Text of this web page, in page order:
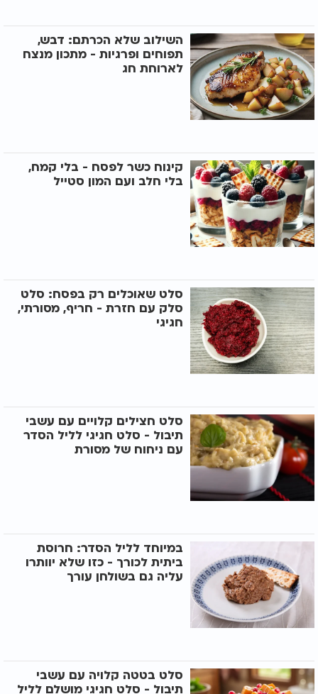
השילוב שלא הכרתם: דבש,
תפוחים ופרגיות - מתכון מנצח
לארוחת חג
קינוח כשר לפסח - בלי קמח,
בלי חלב ועם המון סטייל
סלט שאוכלים רק בפסח: סלט
סלק עם חזרת - חריף, מסורתי,
חגיגי
סלט חצילים קלויים עם עשבי
תיבול - סלט חגיגי לליל הסדר
עם ניחוח של מסורת
במיוחד לליל הסדר: חרוסת
ביתית לכורך - כזו שלא יוותרו
עליה גם בשולחן עורך
סלט בטטה קלויה עם עשבי
תיבול - סלט חגיגי מושלם לליל